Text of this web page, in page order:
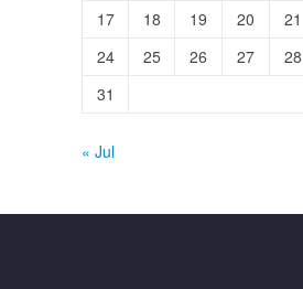
17
18 19 20 21
24
25 26 27 28
31
« Jul